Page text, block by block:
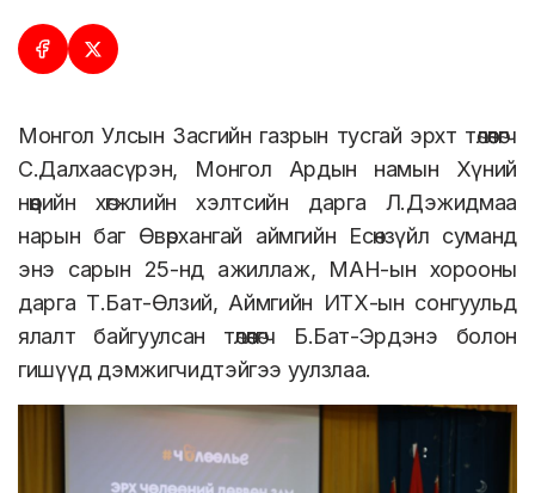
Монгол Улсын Засгийн газрын тусгай эрхт төлөөлөгч
С.Далхаасүрэн, Монгол Ардын намын Хүний
нөөцийн хөгжлийн хэлтсийн дарга Л.Дэжидмаа
нарын баг Өвөрхангай аймгийн Есөнзүйл суманд
энэ сарын 25-нд ажиллаж, МАН-ын хорооны
дарга Т.Бат-Өлзий, Аймгийн ИТХ-ын сонгуульд
ялалт байгуулсан төлөөлөгч Б.Бат-Эрдэнэ болон
гишүүд дэмжигчидтэйгээ уулзлаа.